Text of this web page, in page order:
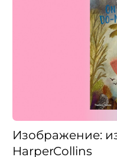
Изображение:
HarperCollins